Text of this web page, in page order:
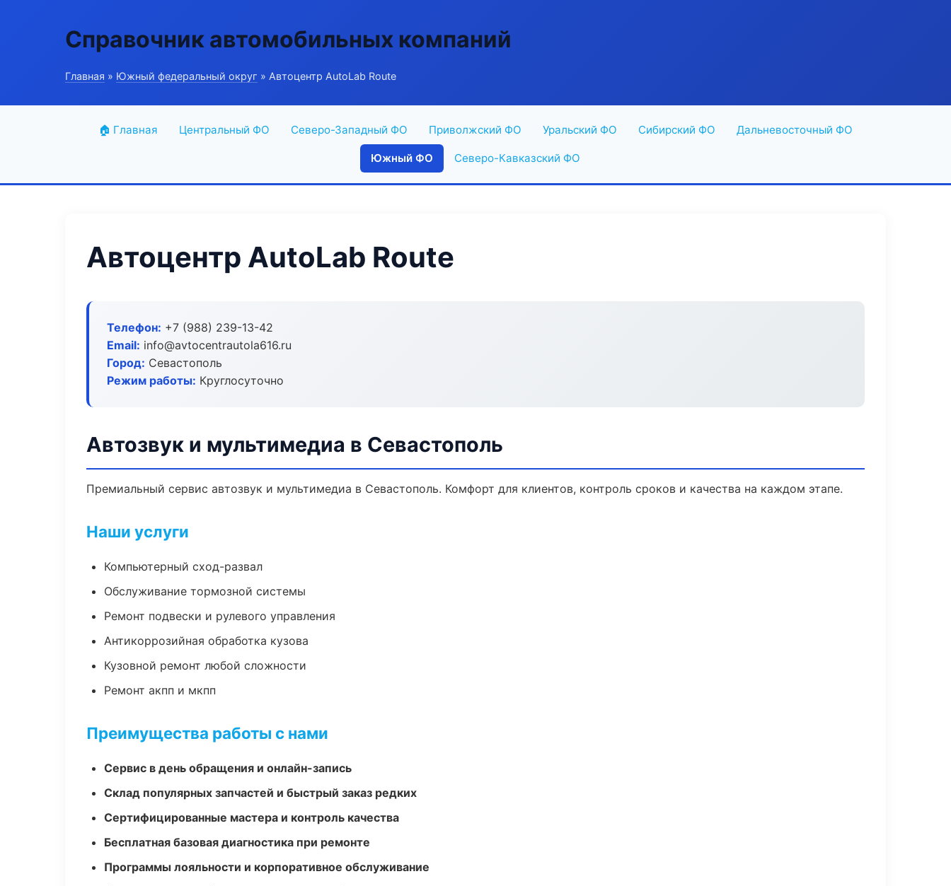
Справочник автомобильных компаний
Главная » Южный федеральный округ » Автоцентр AutoLab Route
🏠 Главная Центральный ФО Северо-Западный ФО Приволжский ФО Уральский ФО Сибирский ФО Дальневосточный ФО
Южный ФО Северо-Кавказский ФО
Автоцентр AutoLab Route
Телефон: +7 (988) 239-13-42
Email: info@avtocentrautola616.ru
Город: Севастополь
Режим работы: Круглосуточно
Автозвук и мультимедиа в Севастополь
Премиальный сервис автозвук и мультимедиа в Севастополь. Комфорт для клиентов, контроль сроков и качества на каждом этапе.
Наши услуги
Компьютерный сход-развал
Обслуживание тормозной системы
Ремонт подвески и рулевого управления
Антикоррозийная обработка кузова
Кузовной ремонт любой сложности
Ремонт акпп и мкпп
Преимущества работы с нами
Сервис в день обращения и онлайн-запись
Склад популярных запчастей и быстрый заказ редких
Сертифицированные мастера и контроль качества
Бесплатная базовая диагностика при ремонте
Программы лояльности и корпоративное обслуживание